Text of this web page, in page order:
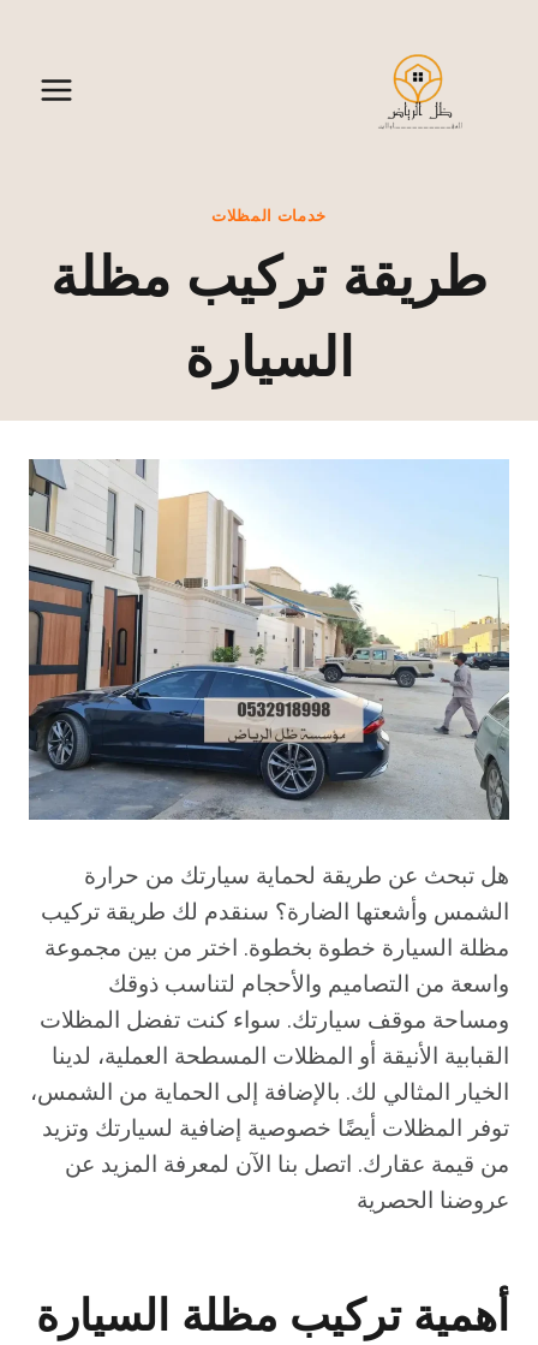
خدمات المظلات
طريقة تركيب مظلة
السيارة
هل تبحث عن طريقة لحماية سيارتك من حرارة
الشمس وأشعتها الضارة؟ سنقدم لك طريقة تركيب
مظلة السيارة خطوة بخطوة. اختر من بين مجموعة
واسعة من التصاميم والأحجام لتناسب ذوقك
ومساحة موقف سيارتك. سواء كنت تفضل المظلات
القبابية الأنيقة أو المظلات المسطحة العملية، لدينا
الخيار المثالي لك. بالإضافة إلى الحماية من الشمس،
توفر المظلات أيضًا خصوصية إضافية لسيارتك وتزيد
من قيمة عقارك. اتصل بنا الآن لمعرفة المزيد عن
عروضنا الحصرية
أهمية تركيب مظلة السيارة